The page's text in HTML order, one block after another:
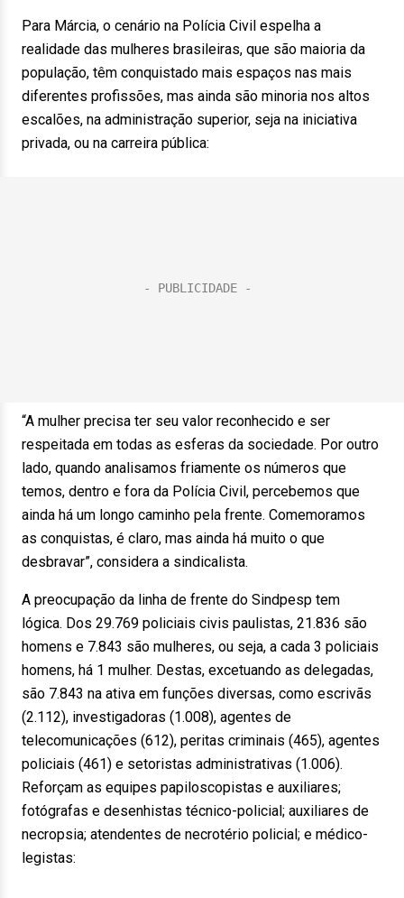
Para Márcia, o cenário na Polícia Civil espelha a
realidade das mulheres brasileiras, que são maioria da
população, têm conquistado mais espaços nas mais
diferentes profissões, mas ainda são minoria nos altos
escalões, na administração superior, seja na iniciativa
privada, ou na carreira pública:
“A mulher precisa ter seu valor reconhecido e ser
respeitada em todas as esferas da sociedade. Por outro
lado, quando analisamos friamente os números que
temos, dentro e fora da Polícia Civil, percebemos que
ainda há um longo caminho pela frente. Comemoramos
as conquistas, é claro, mas ainda há muito o que
desbravar”, considera a sindicalista.
A preocupação da linha de frente do Sindpesp tem
lógica. Dos 29.769 policiais civis paulistas, 21.836 são
homens e 7.843 são mulheres, ou seja, a cada 3 policiais
homens, há 1 mulher. Destas, excetuando as delegadas,
são 7.843 na ativa em funções diversas, como escrivãs
(2.112), investigadoras (1.008), agentes de
telecomunicações (612), peritas criminais (465), agentes
policiais (461) e setoristas administrativas (1.006).
Reforçam as equipes papiloscopistas e auxiliares;
fotógrafas e desenhistas técnico-policial; auxiliares de
necropsia; atendentes de necrotério policial; e médico-
legistas: